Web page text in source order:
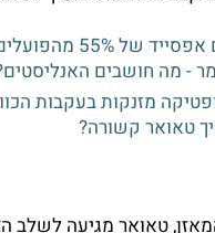
- מה חושבים
מזנקות בעקבות
טאואר קשורה?
טאואר מגיעה לשלב